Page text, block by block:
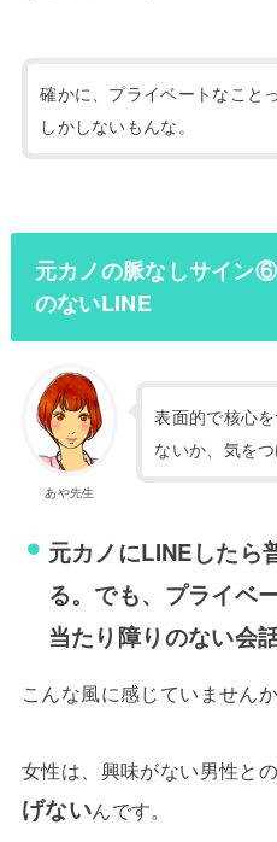
確かに、プライベートなこと
しかしないもんな。
元カノの脈なしサイン
のないLINE
あや先生
表面的で核心
ないか、気を
元カノにLINEしたら
る。でも、プライベ
当たり障りのない会
こんな風に感じていません
女性は、興味がない男性と
げないんです。